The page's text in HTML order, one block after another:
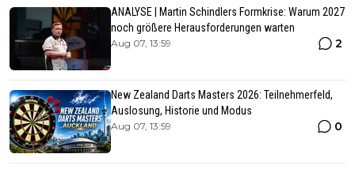
ANALYSE | Martin Schindlers Formkrise: Warum 2027
noch größere Herausforderungen warten
Aug 07, 13:59 2
New Zealand Darts Masters 2026: Teilnehmerfeld,
Auslosung, Historie und Modus
Aug 07, 13:59 0